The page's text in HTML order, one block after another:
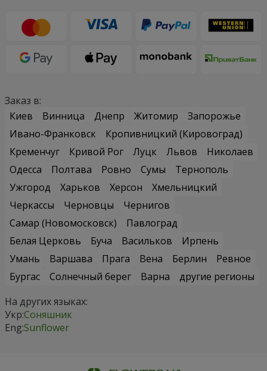
Заказ в:
Киев
Винница Днепр Житомир
Запорожье
Ивано-Франковск
Кропивницкий (Кировоград)
Кременчуг
Кривой Рог Луцк Львов
Николаев
Одесса
Полтава Ровно Сумы
Тернополь
Ужгород
Харьков Херсон
Хмельницкий
Черкассы
Черновцы
Чернигов
Самар (Новомосковск)
Павлоград
Белая Церковь
Буча Васильков
Ирпень
Умань
Варшава Прага Вена Берлин
Ревное
Бургас
Солнечный берег Варна
другие регионы
На других языках:
Укр:Соняшник
Eng:Sunflower